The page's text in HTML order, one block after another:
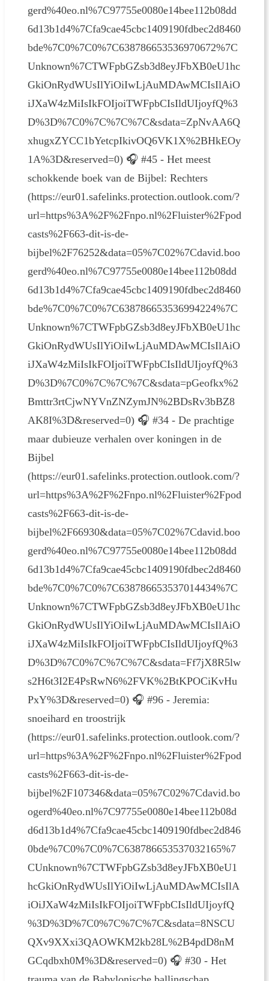
gerd%40eo.nl%7C97755e0080e14bee112b08dd
6d13b1d4%7Cfa9cae45cbc1409190fdbec2d8460
bde%7C0%7C0%7C638786653536970672%7C
Unknown%7CTWFpbGZsb3d8eyJFbXB0eU1hc
GkiOnRydWUsIlYiOiIwLjAuMDAwMCIsIlAiO
iJXaW4zMiIsIkFOIjoiTWFpbCIsIldUIjoyfQ%3
D%3D%7C0%7C%7C%7C&sdata=ZpNvAA6Q
xhugxZYCC1bYetcpIkivOQ6VK1X%2BHkEOy
1A%3D&reserved=0) 🎧 #45 - Het meest
schokkende boek van de Bijbel: Rechters
(https://eur01.safelinks.protection.outlook.com/?
url=https%3A%2F%2Fnpo.nl%2Fluister%2Fpod
casts%2F663-dit-is-de-
bijbel%2F76252&data=05%7C02%7Cdavid.boo
gerd%40eo.nl%7C97755e0080e14bee112b08dd
6d13b1d4%7Cfa9cae45cbc1409190fdbec2d8460
bde%7C0%7C0%7C638786653536994224%7C
Unknown%7CTWFpbGZsb3d8eyJFbXB0eU1hc
GkiOnRydWUsIlYiOiIwLjAuMDAwMCIsIlAiO
iJXaW4zMiIsIkFOIjoiTWFpbCIsIldUIjoyfQ%3
D%3D%7C0%7C%7C%7C&sdata=pGeofkx%2
Bmttr3rtCjwNYVnZNZymJN%2BDsRv3bBZ8
AK8I%3D&reserved=0) 🎧 #34 - De prachtige
maar dubieuze verhalen over koningen in de
Bijbel
(https://eur01.safelinks.protection.outlook.com/?
url=https%3A%2F%2Fnpo.nl%2Fluister%2Fpod
casts%2F663-dit-is-de-
bijbel%2F66930&data=05%7C02%7Cdavid.boo
gerd%40eo.nl%7C97755e0080e14bee112b08dd
6d13b1d4%7Cfa9cae45cbc1409190fdbec2d8460
bde%7C0%7C0%7C638786653537014434%7C
Unknown%7CTWFpbGZsb3d8eyJFbXB0eU1hc
GkiOnRydWUsIlYiOiIwLjAuMDAwMCIsIlAiO
iJXaW4zMiIsIkFOIjoiTWFpbCIsIldUIjoyfQ%3
D%3D%7C0%7C%7C%7C&sdata=Ff7jX8R5lw
s2H6t3I2E4PsRwN6%2FVK%2BtKPOCiKvHu
PxY%3D&reserved=0) 🎧 #96 - Jeremia:
snoeihard en troostrijk
(https://eur01.safelinks.protection.outlook.com/?
url=https%3A%2F%2Fnpo.nl%2Fluister%2Fpod
casts%2F663-dit-is-de-
bijbel%2F107346&data=05%7C02%7Cdavid.bo
ogerd%40eo.nl%7C97755e0080e14bee112b08d
d6d13b1d4%7Cfa9cae45cbc1409190fdbec2d846
0bde%7C0%7C0%7C638786653537032165%7
CUnknown%7CTWFpbGZsb3d8eyJFbXB0eU1
hcGkiOnRydWUsIlYiOiIwLjAuMDAwMCIsIlA
iOiJXaW4zMiIsIkFOIjoiTWFpbCIsIldUIjoyfQ
%3D%3D%7C0%7C%7C%7C&sdata=8NSCU
QXv9XXxi3QAOWKM2kb28L%2B4pdD8nM
GCqdbxh0M%3D&reserved=0) 🎧 #30 - Het